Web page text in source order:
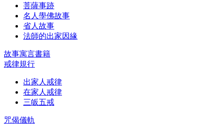
菩薩事跡
名人學佛故事
省人故事
法師的出家因緣
故事寓言書籍
戒律規行
出家人戒律
在家人戒律
三皈五戒
咒偈儀軌